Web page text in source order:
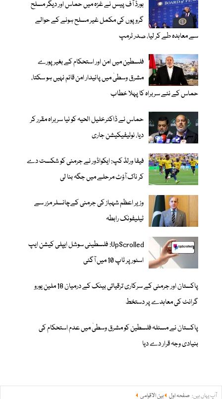
بورڈ آف پیس نے غزہ میں حماس اور دیگر مسلح
گروپوں کی مکمل غیر مسلح ہونے کے حوالے
سے معاہدہ طے کر لیا، صدر ٹرمپ
فلسطین میں امن اور استحکام کے بغیر پورے
مشرق وسطیٰ میں پائیدار امن قائم نہیں ہو سکتا،
حماس کے نئے سربراہ کا پہلا خطاب
حماس نے ڈاکٹرخلیل الحیہ کو نیا سربراہ مقرر کر
دیا، نوٹیفیکیشن جاری
فیفا ورلڈ کپ: ایکواڈور نے جرمنی کو شکست دے
کر ناک آؤٹ مرحلے میں جگہ بنا لی
وزیر اعظم شہباز کی جرمنی کےچانسلر مزر سے
ٹیلیفونک رابطہ
UpScrolled: فلسطینی سوشل ایپلی کیشن ایپ
اسٹور پر ٹاپ 10 میں آگئی
پاکستان اور جرمنی کے سرکاری ترقیاتی بینک کے درمیان 18 ملین یورو
گرانٹ کی معاہدے پر دستخط
پاکستان نے مسئلہ فلسطین کو مشرق وسطیٰ میں عدم استحکام کی
بنیادی وجہ قرار دے دیا
آپ یہاں ہیں: صفحہ اول بین الاقوامی